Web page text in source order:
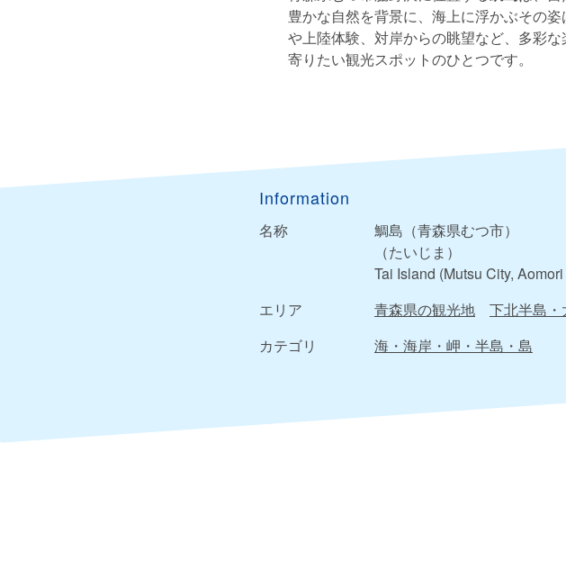
豊かな自然を背景に、海上に浮かぶその
や上陸体験、対岸からの眺望など、多彩
寄りたい観光スポットのひとつです。
Information
名称
鯛島（青森県むつ市）
（たいじま）
Tai Island (Mutsu City,
エリア
青森県の観光地
下北半島
カテゴリ
海・海岸・岬・半島・島